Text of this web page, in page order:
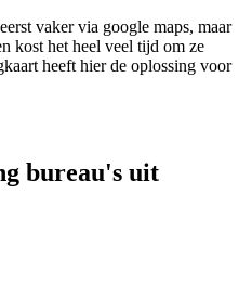
vaker via google maps, maar
kost het heel veel tijd om ze
heeft hier de oplossing voor
bureau's uit